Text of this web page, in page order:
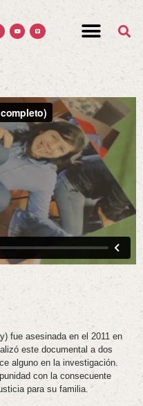
fue asesinada en el 2011 en
este documental a dos
alguno en la investigación.
con la consecuente
para su familia.